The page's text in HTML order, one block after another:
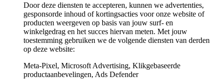
Door deze diensten te accepteren, kunnen we advertenties,
gesponsorde inhoud of kortingsacties voor onze website of
producten weergeven op basis van jouw surf- en
winkelgedrag en het succes hiervan meten. Met jouw
toestemming gebruiken we de volgende diensten van derden
op deze website:
Meta-Pixel, Microsoft Advertising, Klikgebaseerde
productaanbevelingen, Ads Defender